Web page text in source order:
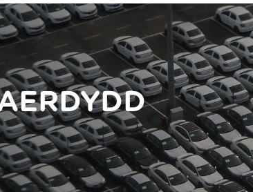
YFED
menu
Blas ar Gymru
Bwytai
Tafarndai a Bariau
Caffis a Delis